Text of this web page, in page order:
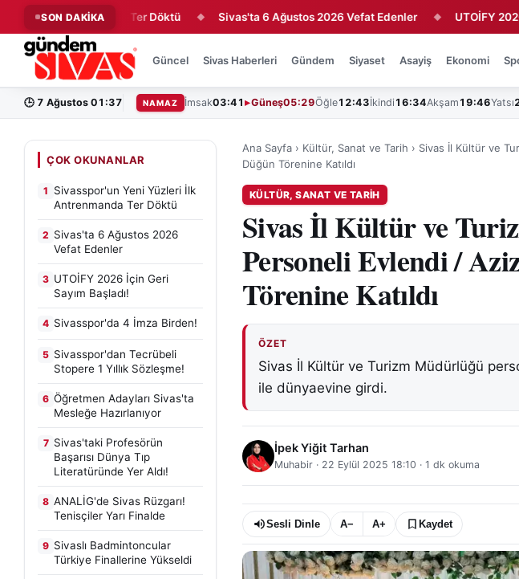
SON DAKİKA
Antrenmanda Ter Döktü ◆ Sivas'ta 6 Ağustos 2026 Vefat Edenler ◆ UTOİFY 2026 İçin
Güncel Sivas Haberleri Gündem Siyaset Asayiş Ekonomi
🕒 7 Ağustos 01:37 NAMAZ İmsak03:41 Güneş05:29Öğle12:43İkindi 16:34Akşam 19:46Yatsı
ÇOK OKUNANLAR
1 Sivasspor'un Yeni Yüzleri İlk
Antrenmanda Ter Döktü
2 Sivas'ta 6 Ağustos 2026
Vefat Edenler
3 UTOİFY 2026 İçin Geri
Sayım Başladı!
4 Sivasspor'da 4 İmza Birden!
5 Sivasspor'dan Tecrübeli
Stopere 1 Yıllık Sözleşme!
6 Öğretmen Adayları Sivas'ta
Mesleğe Hazırlanıyor
7 Sivas'taki Profesörün
Başarısı Dünya Tıp
Literatüründe Yer Aldı!
8 ANALİG'de Sivas Rüzgarı!
Tenisçiler Yarı Finalde
9 Sivaslı Badmintoncular
Türkiye Finallerine Yükseldi
Ana Sayfa › Kültür, Sanat ve Tarih › Sivas İl Kültür ve
Düğün Törenine Katıldı
KÜLTÜR, SANAT VE TARIH
Sivas İl Kültür ve
Personeli Evlendi /
Törenine Katıldı
ÖZET
Sivas İl Kültür ve Turizm Müdürlüğü
ile dünyaevine girdi.
İpek Yiğit Tarhan
Muhabir · 22 Eylül 2025 18:10 · 1 dk okuma
Sesli Dinle A− A+ Kaydet